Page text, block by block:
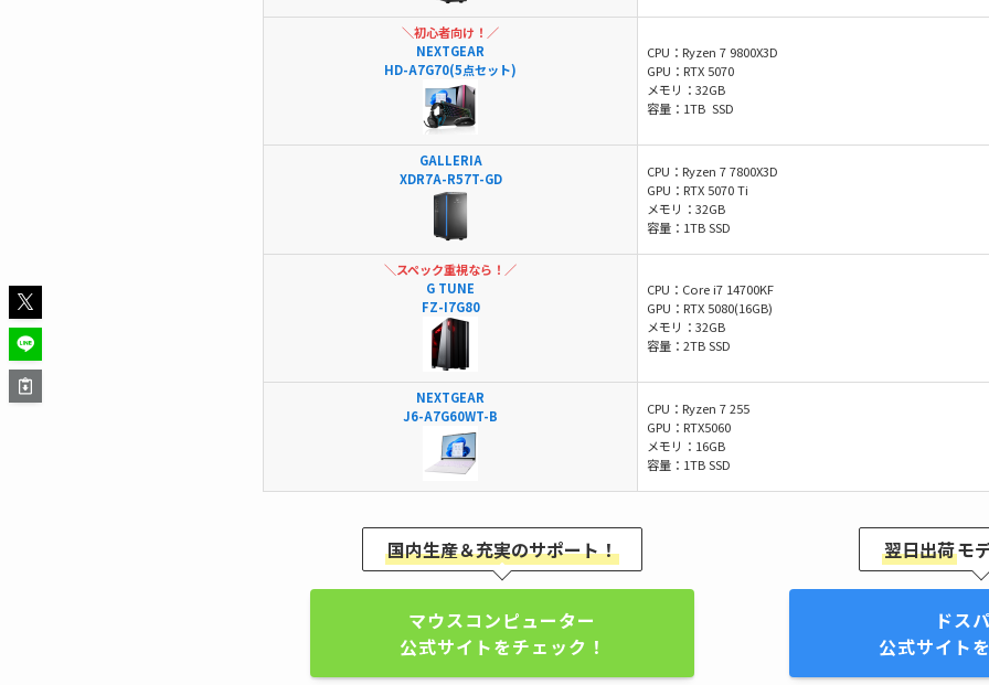
＼初心者向け！／
NEXTGEAR
HD-A7G70(5点セット)
CPU：Ryzen 7 9800X3D
GPU：RTX 5070
メモリ：32GB
容量：1TB SSD
GALLERIA
XDR7A-R57T-GD
CPU：Ryzen 7 7800X3D
GPU：RTX 5070 Ti
メモリ：32GB
容量：1TB SSD
＼スペック重視なら！／
G TUNE
FZ-I7G80
CPU：Core i7 14700KF
GPU：RTX 5080(16GB)
メモリ：32GB
容量：2TB SSD
NEXTGEAR
J6-A7G60WT-B
CPU：Ryzen 7 255
GPU：RTX5060
メモリ：16GB
容量：1TB SSD
国内生産＆充実のサポート！
マウスコンピューター
公式サイトをチェック！
翌日出荷モ
ドス
公式サイト